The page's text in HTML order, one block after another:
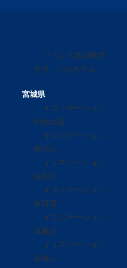
アドレス賃貸株式
会社 いわき平店
宮城県
イエステーション
南仙台店
イエステーション
岩沼店
イエステーション
白石店
イエステーション
角田店
イエステーション
塩竈店
イエステーション
石巻店